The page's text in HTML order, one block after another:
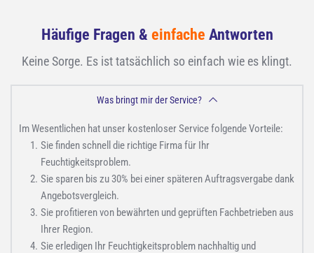
Häufige Fragen & einfache Antworten
Keine Sorge. Es ist tatsächlich so einfach wie es klingt.
Was bringt mir der Service?
Im Wesentlichen hat unser kostenloser Service folgende Vorteile:
Sie finden schnell die richtige Firma für Ihr
Feuchtigkeitsproblem.
Sie sparen bis zu 30% bei einer späteren Auftragsvergabe dank
Angebotsvergleich.
Sie profitieren von bewährten und geprüften Fachbetrieben aus
Ihrer Region.
Sie erledigen Ihr Feuchtigkeitsproblem nachhaltig und